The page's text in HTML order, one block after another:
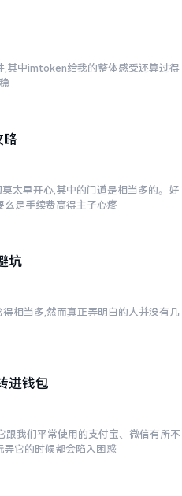
,其中imtoken给我的整体感受还算过得
略
太早开心,其中的门道是相当多的。好
么是手续费高得主子心疼
坑
相当多,然而真正弄明白的人并没有几
进钱包
跟我们平常使用的支付宝、微信有所不
弄它的时候都会陷入困惑